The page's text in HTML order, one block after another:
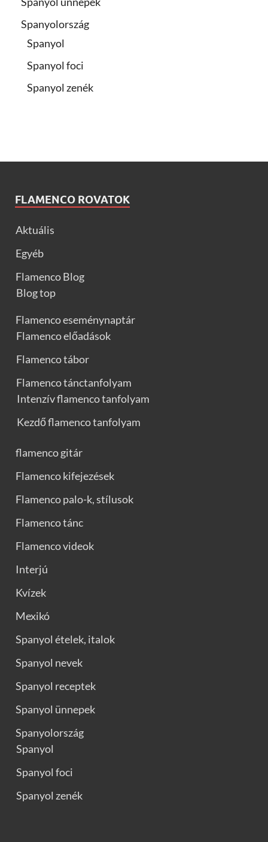
Spanyolország
Spanyol
Spanyol foci
Spanyol zenék
FLAMENCO ROVATOK
Aktuális
Egyéb
Flamenco Blog
Blog top
Flamenco eseménynaptár
Flamenco előadások
Flamenco tábor
Flamenco tánctanfolyam
Intenzív flamenco tanfolyam
Kezdő flamenco tanfolyam
flamenco gitár
Flamenco kifejezések
Flamenco palo-k, stílusok
Flamenco tánc
Flamenco videok
Interjú
Kvízek
Mexikó
Spanyol ételek, italok
Spanyol nevek
Spanyol receptek
Spanyol ünnepek
Spanyolország
Spanyol
Spanyol foci
Spanyol zenék